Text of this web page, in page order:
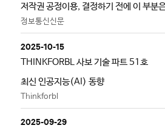
저작권 공정이용, 결정하기 전에 이 부분
정보통신신문
2025-10-15
THINKFORBL 사보 기술 파트 51호
최신 인공지능(AI) 동향
Thinkforbl
2025-09-29